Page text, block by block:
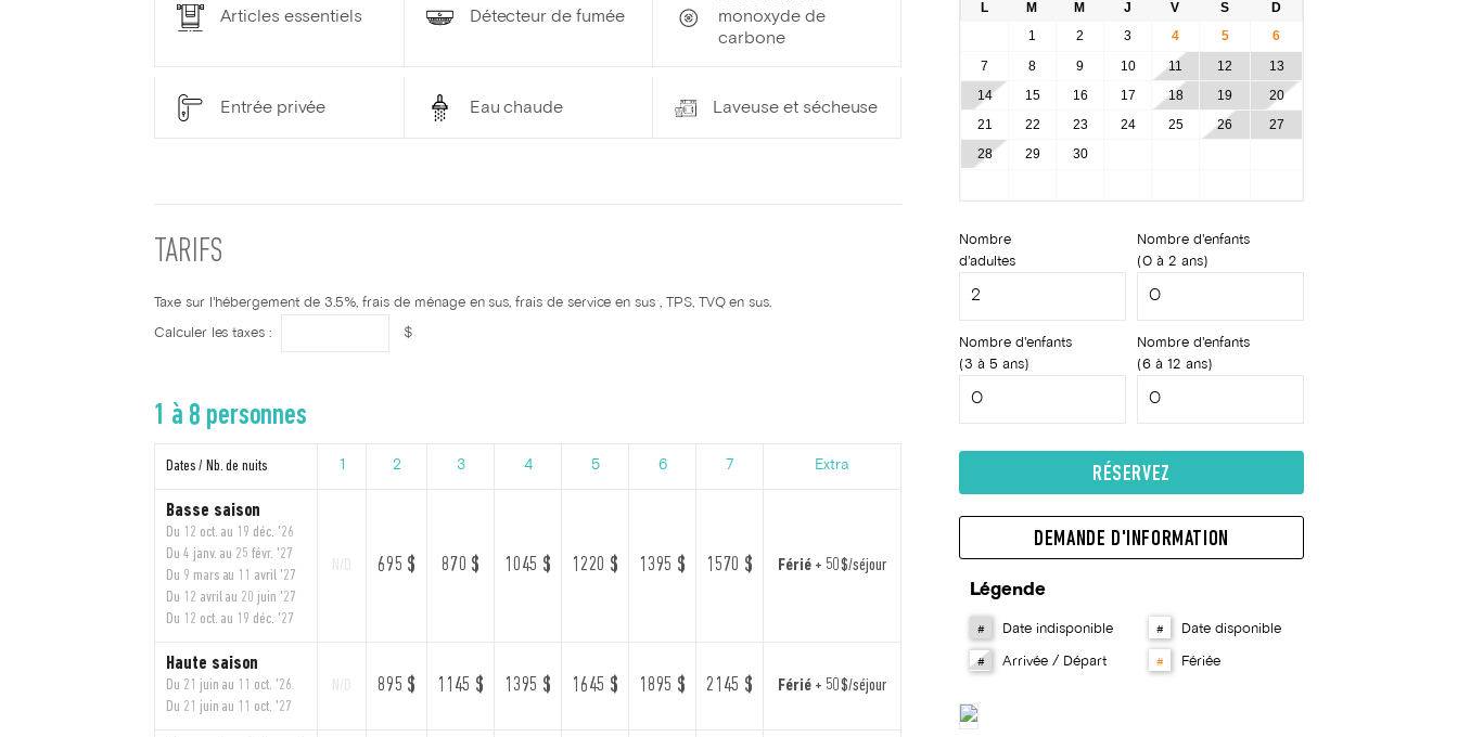
Articles essentiels Détecteur de fumée
monoxyde de
carbone
Entrée privée Eau chaude Laveuse et sécheuse
TARIFS
Taxe sur l'hébergement de 3.5%, frais de ménage en sus, frais de service en sus , TPS, TVQ en sus.
Calculer les taxes : $
1 à 8 personnes
Dates / Nb. de nuits 1 2 3 4 5 6 7 Extra
Basse saison
Du 12 oct. au 19 déc. '26
Du 4 janv. au 25 févr. '27
Du 9 mars au 11 avril '27
Du 12 avril au 20 juin '27
Du 12 oct. au 19 déc. '27
695 $ 870 $ 1045 $ 1220 $ 1395 $ 1570 $ Férié+ 50 $/séjour
Haute saison
Du 21 juin au 11 oct. '26
Du 21 juin au 11 oct. '27
895 $ 1145 $ 1395 $ 1645 $ 1895 $ 2145 $ Férié+ 50 $/séjour
L M M J V S
D
1
2 3 4 5
6
7
8 9 10 11 12
13
14
15 16 17 18 19
20
21
22 23 24 25 26
27
28
29 30
Nombre
d'adultes
Nombre d'enfants
(0 à 2 ans)
Nombre d'enfants
(3 à 5 ans)
Nombre d'enfants
(6 à 12 ans)
RÉSERVEZ
DEMANDE D'INFORMATION
Légende
# Date indisponible # Date disponible
# Arrivée / Départ # Fériée